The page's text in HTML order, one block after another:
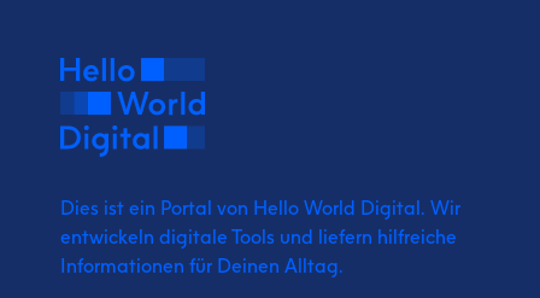
Dies ist ein Portal von Hello World Digital. Wir
entwickeln digitale Tools und liefern hilfreiche
Informationen für Deinen Alltag.